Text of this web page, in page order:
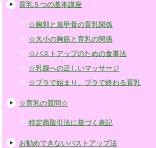
育乳５つの基本講座
☆胸郭と肩甲骨の育乳関係
☆大小の胸筋と育乳の関係
☆バストアップのための食事法
☆乳腺への正しいマッサージ
☆ブラで始まり、ブラで終わる育乳
☆育乳の質問☆
特定商取引法に基づく表記
お勧めできないバストアップ法